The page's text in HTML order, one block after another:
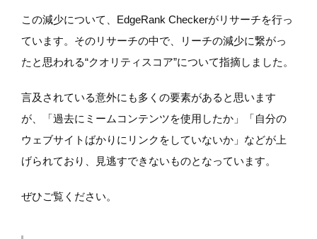
この減少について、EdgeRank Checkerがリサーチを行っ
ています。そのリサーチの中で、リーチの減少に繋がっ
たと思われる“クオリティスコア”について指摘しました。
言及されている意外にも多くの要素があると思います
が、「過去にミームコンテンツを使用したか」「自分の
ウェブサイトばかりにリンクをしていないか」などが上
げられており、見逃すできないものとなっています。
ぜひご覧ください。